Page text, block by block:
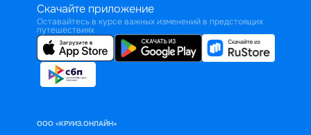
Скачайте приложение
Оставайтесь в курсе важных изменений в предстоящих
путешествиях
ООО «КРУИЗ.ОНЛАЙН»